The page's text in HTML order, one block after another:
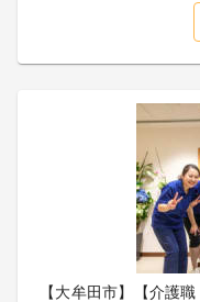
【大牟田市】【介護